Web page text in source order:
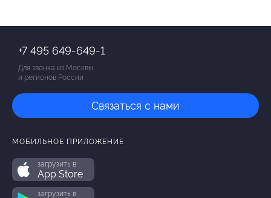
+7 495 649-649-1
Для звонка из Москвы
и регионов России
Связаться с нами
МОБИЛЬНОЕ ПРИЛОЖЕНИЕ
загрузить в
App Store
загрузить в